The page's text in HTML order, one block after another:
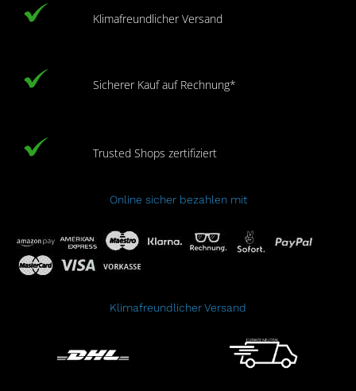
Klimafreundlicher Versand
Sicherer Kauf auf Rechnung*
Trusted Shops zertifiziert
Online sicher bezahlen mit
Klimafreundlicher Versand